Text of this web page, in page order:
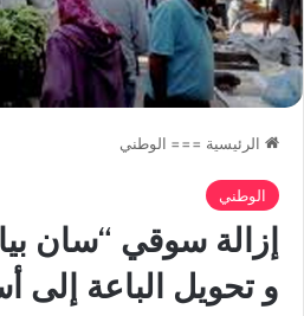
الرئيسية === الوطني
الوطني
إزالة سوقي “سان
و تحويل الباعة إلى